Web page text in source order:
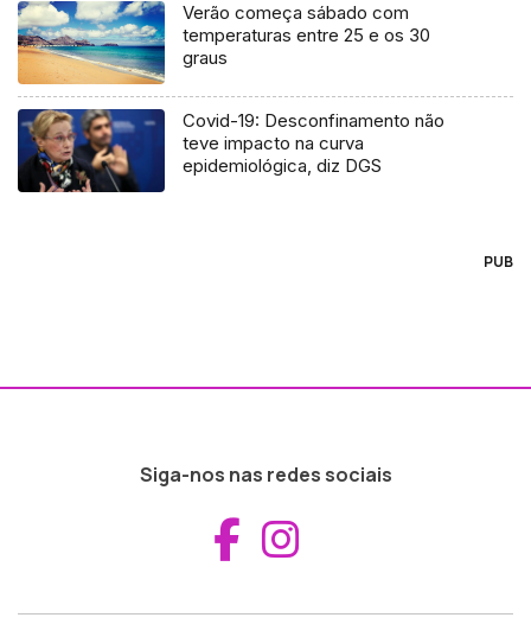
Verão começa sábado com
temperaturas entre 25 e os 30
graus
Covid-19: Desconfinamento não
teve impacto na curva
epidemiológica, diz DGS
PUB
Siga-nos nas redes sociais
Aceder ao